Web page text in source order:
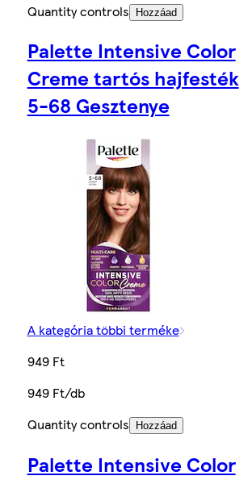
Quantity controls
Hozzáad
Palette Intensive Color
Creme tartós hajfesték
5-68 Gesztenye
A kategória többi terméke
949 Ft
949 Ft/db
Quantity controls
Hozzáad
Palette Intensive Color